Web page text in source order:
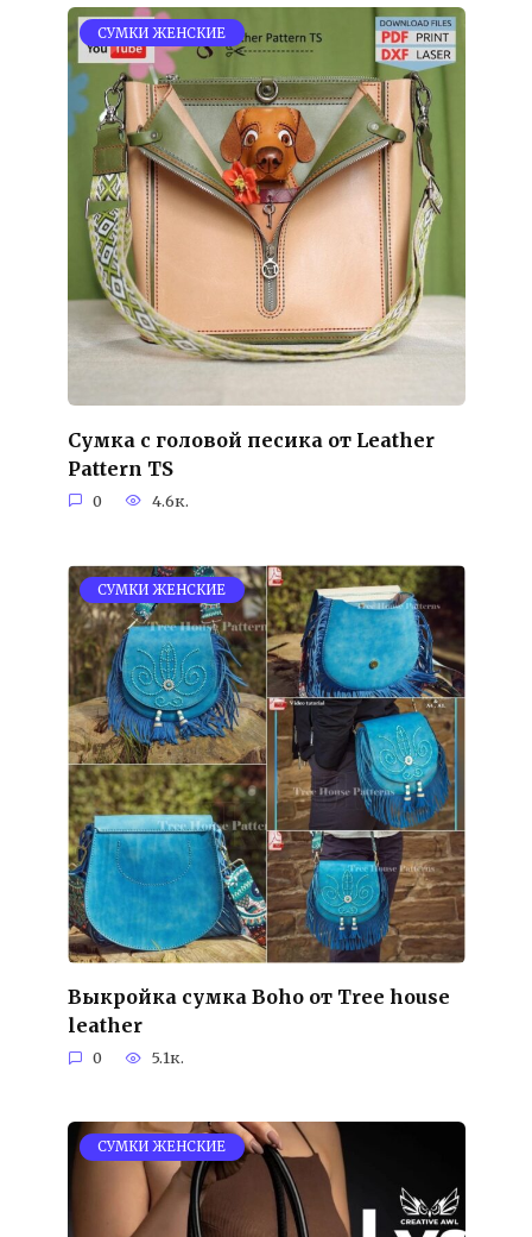
СУМКИ ЖЕНСКИЕ
Сумка с головой песика от Leather
Pattern TS
0 4.6к.
СУМКИ ЖЕНСКИЕ
Выкройка сумка Boho от Tree house
leather
0 5.1к.
СУМКИ ЖЕНСКИЕ